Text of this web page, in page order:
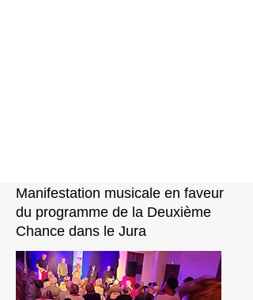
Manifestation musicale en faveur
du programme de la Deuxième
Chance dans le Jura